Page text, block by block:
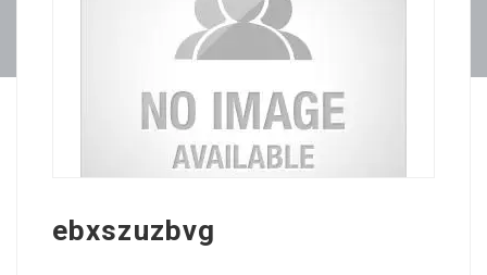
ebxszuzbvg